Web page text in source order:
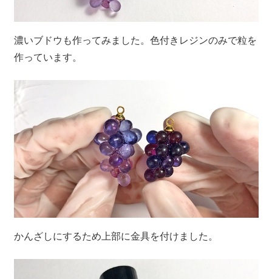
濃いブドウも作ってみました。色付きレジンのみで粒を
作っています。
かんざしにするため上部に金具を付けました。